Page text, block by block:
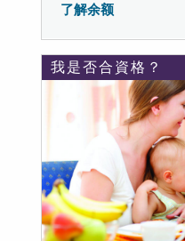
了解余额
我是否合資格？